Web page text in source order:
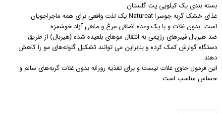
بسته بندی یک کیلویی پت گلستان
غذای خشک گربه جوسرا Naturcat یک لذت واقعی برای همه ماجراجویان
است. بدون غلات و با یک وعده اضافی مرغ و ماهی آزاد خوشمزه.
ضد هیربال فیبرهای رژیمی به انتقال موهای بلعیده شده (هیربال) از طریق
دستگاه گوارش کمک کرده و بنابراین می توانند تشکیل گلوله‌های مو را کاهش
دهند.
این فرمول حاوی غلات نیست و برای تغذیه روزانه بدون غلات گربه‌های سالم و
حساس مناسب است.